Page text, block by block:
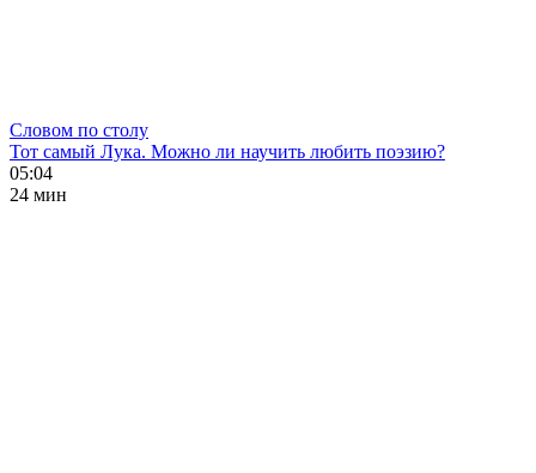
Словом по столу
Тот самый Лука. Можно ли научить любить поэзию?
05:04
24 мин